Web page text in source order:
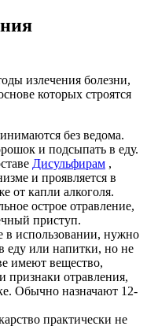
излечения болезни,
которых строятся
без ведома.
и подсыпать в еду.
Дисульфирам ,
и проявляется в
от капли алкоголя.
острое отравление,
приступ.
в использовании, нужно
еду или напитки, но не
имеют вещество,
признаки отравления,
Обычно назначают 12-
практически не